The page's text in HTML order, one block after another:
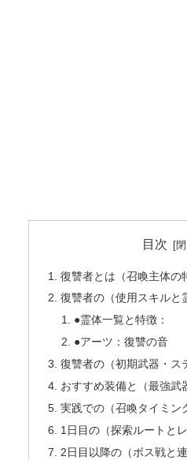
目次
復讐者とは（召喚主体の
復讐者の（使用スキルと
●霊体一覧と特徴：
●アーツ：復讐の音
復讐者の（初期武器・ス
おすすめ装備と（最強武
実践での（召喚タイミン
1日目の（探索ルートとレ
2日目以降の（ボス戦と連